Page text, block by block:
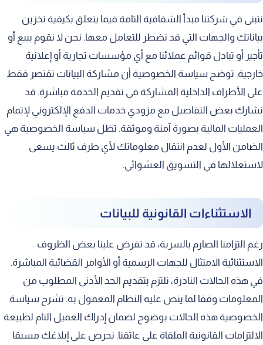
نتبنى في شركتنا مبدأ الشفافية التامة فيما يتعلق بكيفية تخزين
بياناتك والجهات التي قد نضطر للتعامل معها. نحن لا نقوم ببيع أو
تأجير أو تبادل قوائم عملائنا مع أي مؤسسات تجارية أو إعلانية
خارجية. توضح سياسة الخصوصية أن مشاركة البيانات تقتصر فقط
على الأطراف الداخلية المشاركة في تقديم الخدمة مباشرة. قد
نشارك بعض التفاصيل مع مزودي خدمات الدفع الإلكتروني لإتمام
العمليات المالية بصورة آمنة وموثقة. تظل سياسة الخصوصية هي
الضامن الأول لعدم انتقال معلوماتك لأي طرف ثالث يسعى
لاستغلالها في التسويق العشوائي.
الاستثناءات القانونية للبيانات
رغم التزامنا الصارم بالسرية، قد تفرض علينا بعض الظروف
الاستثنائية الامتثال للجهات الرسمية أو الأوامر القضائية المباشرة.
في هذه الحالات النادرة، نلتزم بتقديم الحد الأدنى المطلوب من
المعلومات وفقا لما ينص عليه النظام المعمول به. تشرح سياسة
الخصوصية هذه الحالات بوضوح لضمان إدراك العميل التام لطبيعة
الالتزامات القانونية الملقاة على عاتقنا. نحرص على إبلاغك مسبقا